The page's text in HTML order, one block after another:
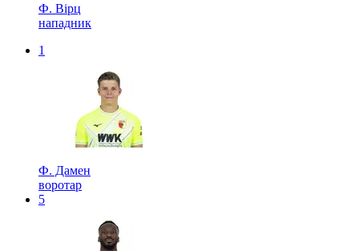
Ф. Вірц
нападник
1
Ф. Дамен
воротар
5